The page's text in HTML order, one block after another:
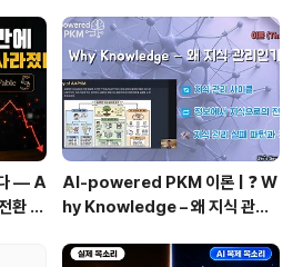
— A
환 사
AI-powered PKM 이론 | ❓ W
hy Knowledge – 왜 지식 관리
보에서 지식으로의 전환, 🛠️ 지식